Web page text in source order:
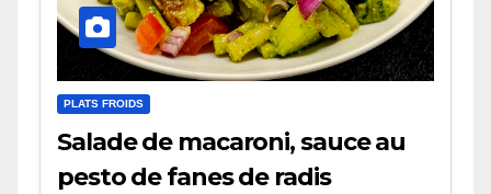
PLATS FROIDS
Salade de macaroni, sauce au
pesto de fanes de radis